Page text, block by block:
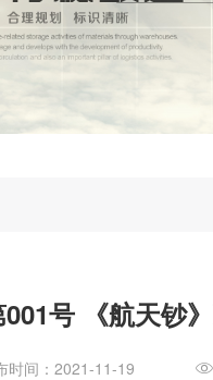
号 《航天钞
时间：2021-11-19 